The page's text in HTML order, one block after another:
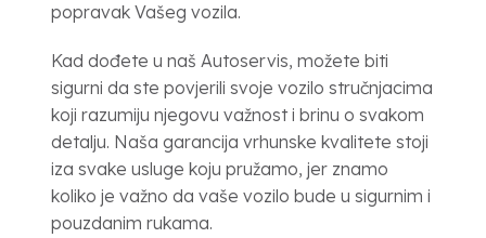
popravak Vašeg vozila.
Kad dođete u naš Autoservis, možete biti
sigurni da ste povjerili svoje vozilo stručnjacima
koji razumiju njegovu važnost i brinu o svakom
detalju. Naša garancija vrhunske kvalitete stoji
iza svake usluge koju pružamo, jer znamo
koliko je važno da vaše vozilo bude u sigurnim i
pouzdanim rukama.